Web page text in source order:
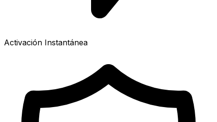
Activación Instantánea